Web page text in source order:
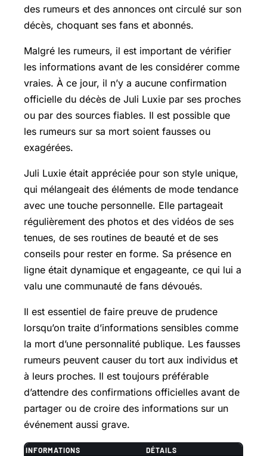
des rumeurs et des annonces ont circulé sur son
décès, choquant ses fans et abonnés.
Malgré les rumeurs, il est important de vérifier
les informations avant de les considérer comme
vraies. À ce jour, il n’y a aucune confirmation
officielle du décès de Juli Luxie par ses proches
ou par des sources fiables. Il est possible que
les rumeurs sur sa mort soient fausses ou
exagérées.
Juli Luxie était appréciée pour son style unique,
qui mélangeait des éléments de mode tendance
avec une touche personnelle. Elle partageait
régulièrement des photos et des vidéos de ses
tenues, de ses routines de beauté et de ses
conseils pour rester en forme. Sa présence en
ligne était dynamique et engageante, ce qui lui a
valu une communauté de fans dévoués.
Il est essentiel de faire preuve de prudence
lorsqu’on traite d’informations sensibles comme
la mort d’une personnalité publique. Les fausses
rumeurs peuvent causer du tort aux individus et
à leurs proches. Il est toujours préférable
d’attendre des confirmations officielles avant de
partager ou de croire des informations sur un
événement aussi grave.
INFORMATIONS DÉTAILS